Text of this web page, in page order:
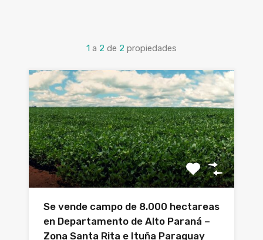
1 a 2 de 2 propiedades
Se vende campo de 8.000 hectareas
en Departamento de Alto Paraná –
Zona Santa Rita e Ituña Paraguay